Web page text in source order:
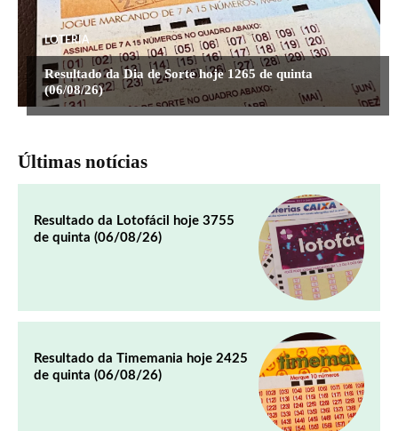
LOTERIA
Resultado da Dia de Sorte hoje 1265 de quinta
(06/08/26)
Últimas notícias
Resultado da Lotofácil hoje 3755
de quinta (06/08/26)
Resultado da Timemania hoje 2425
de quinta (06/08/26)